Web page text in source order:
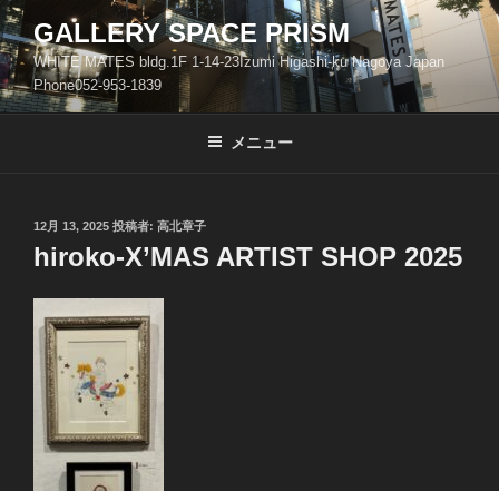
コ
ン
テ
ン
ツ
GALLERY SPACE PRISM
WHITE MATES bldg.1F 1-14-23Izumi Higashi-ku Nagoya Japan
Phone052-953-1839
メニュー
投
稿
日:
12月 13, 2025 投稿者: 高北章子
hiroko-X’MAS ARTIST SHOP 2025